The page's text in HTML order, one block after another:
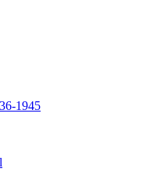
1945